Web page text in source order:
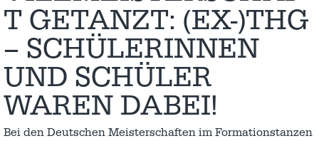
T GETANZT: (EX-)THG
– SCHÜLERINNEN
UND SCHÜLER
WAREN DABEI!
Bei den Deutschen Meisterschaften im Formationstanzen